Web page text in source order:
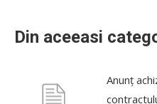
Din aceeasi
Anunț